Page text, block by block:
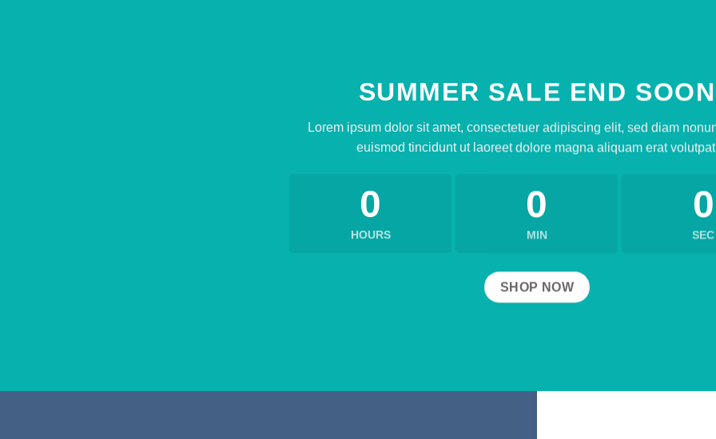
SUMMER SALE END SOON
Lorem ipsum dolor sit amet, consectetuer adipiscing elit, sed diam
euismod tincidunt ut laoreet dolore magna aliquam erat
0
HOURS
0
MIN
0
SEC
SHOP NOW